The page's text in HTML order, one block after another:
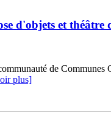
d'objets et théâtre
de
plus]